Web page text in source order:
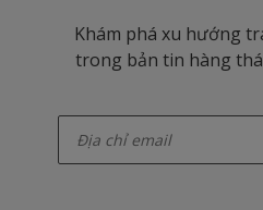
Khám phá xu hướng
trong bản tin hàng